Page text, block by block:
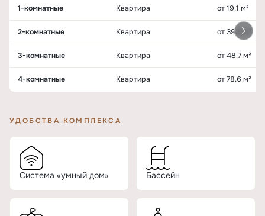
Квартиры и планировки в ЖК «Репаблик»
1-комнатные Квартира от 19.1 м²
2-комнатные Квартира от 39.5 м²
3-комнатные Квартира от 48.7 м²
4-комнатные Квартира от 78.6 м²
УДОБСТВА КОМПЛЕКСА
Система «умный дом» Бассейн